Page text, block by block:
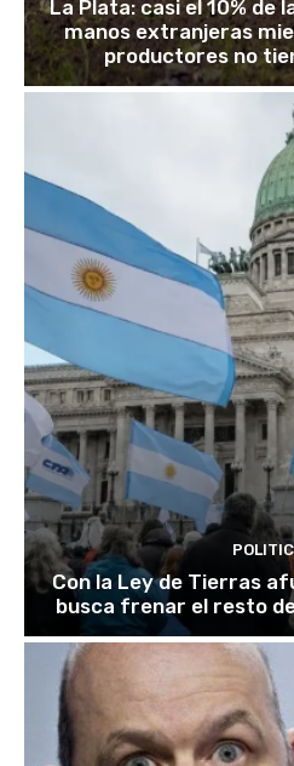
La Plata: casi el 10% de
manos extranjeras
productores no
Con la Ley de Tierras
busca frenar el resto